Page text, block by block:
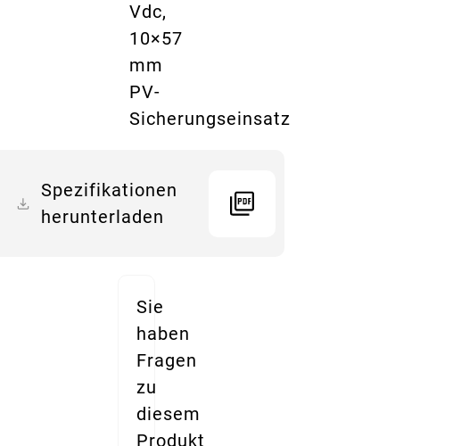
Vdc,
10×57
mm
PV-
Sicherungseinsatz
Spezifikationen
herunterladen
Sie
haben
Fragen
zu
diesem
Produkt